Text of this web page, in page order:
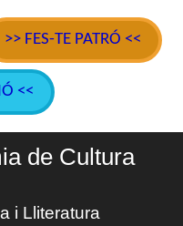
>> FES-TE PATRÓ <<
<<
de Cultura
i Lliteratura